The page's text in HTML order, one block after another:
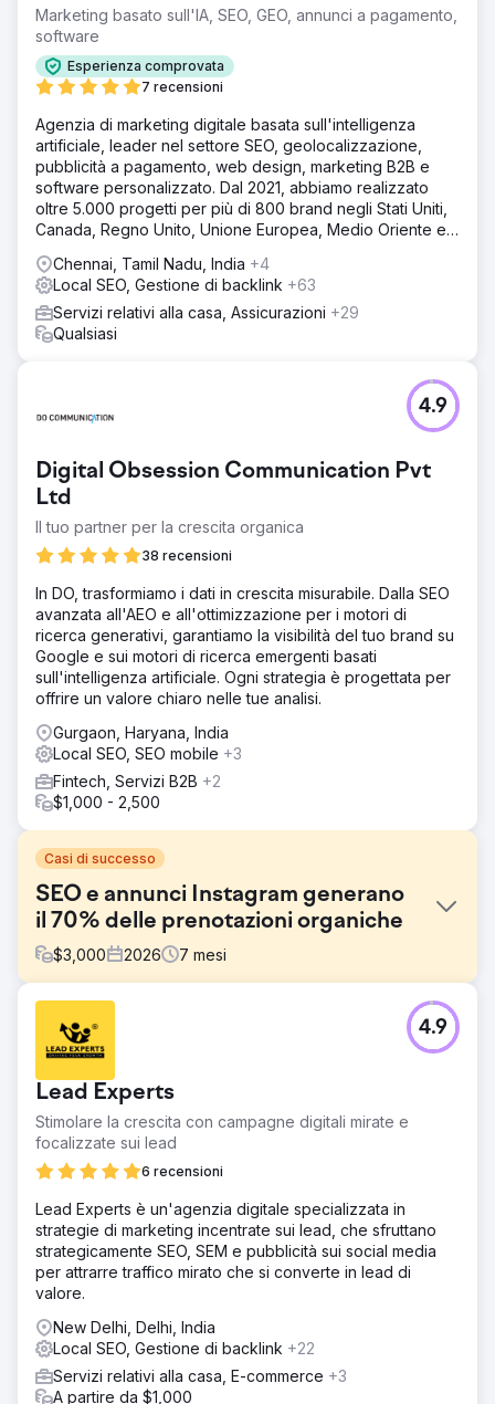
Marketing basato sull'IA, SEO, GEO, annunci a pagamento,
software
Esperienza comprovata
7 recensioni
Agenzia di marketing digitale basata sull'intelligenza
artificiale, leader nel settore SEO, geolocalizzazione,
pubblicità a pagamento, web design, marketing B2B e
software personalizzato. Dal 2021, abbiamo realizzato
oltre 5.000 progetti per più di 800 brand negli Stati Uniti,
Canada, Regno Unito, Unione Europea, Medio Oriente e
Chennai, Tamil Nadu, India +4
Local SEO, Gestione di backlink +63
Servizi relativi alla casa, Assicurazioni +29
Qualsiasi
Digital Obsession Communication Pvt
Ltd
Il tuo partner per la crescita organica
38 recensioni
4.9
In DO, trasformiamo i dati in crescita misurabile. Dalla SEO
avanzata all'AEO e all'ottimizzazione per i motori di
ricerca generativi, garantiamo la visibilità del tuo brand su
Google e sui motori di ricerca emergenti basati
sull'intelligenza artificiale. Ogni strategia è progettata per
offrire un valore chiaro nelle tue analisi.
Gurgaon, Haryana, India
Local SEO, SEO mobile +3
Fintech, Servizi B2B +2
$1,000 - 2,500
Casi di successo
SEO e annunci Instagram generano
il 70% delle prenotazioni organiche
$3,000 2026 7 mesi
Un'azienda di turismo di nicchia si affidava al 100% alla
pubblicità a pagamento e alle partnership offline per
l'acquisizione di clienti. Il loro sito web non aveva alcuna
visibilità SEO, il traffico organico era trascurabile e i
contenuti di Instagram non generavano alcuna richiesta.
L'aumento dei costi di Google Ads e Meta Ads stava
erodendo i margini, mancava l'ottimizzazione del tasso di
conversione nei funnel di prenotazione e il brand non
disponeva di un motore di generazione della domanda
sostenibile. Avevano bisogno di un'agenzia di marketing
digitale in grado di costruire una strategia SEO e social
media a lungo termine.
Soluzione
Elatre ha implementato un programma di marketing
digitale completo. Il nostro team SEO ha creato landing
page focalizzate sulle destinazioni, contenuti per blog
basati sull'intento di ricerca, un'architettura di link interni e
Lead Experts
Stimolare la crescita con campagne digitali mirate e
focalizzate sui lead
6 recensioni
4.9
Lead Experts è un'agenzia digitale specializzata in
strategie di marketing incentrate sui lead, che sfruttano
strategicamente SEO, SEM e pubblicità sui social media
per attrarre traffico mirato che si converte in lead di
valore.
New Delhi, Delhi, India
Local SEO, Gestione di backlink +22
Servizi relativi alla casa, E-commerce +3
A partire da $1,000